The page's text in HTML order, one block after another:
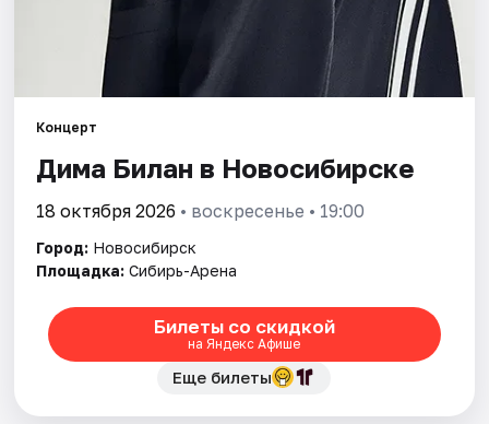
Концерт
Дима Билан в Новосибирске
18 октября 2026 • воскресенье • 19:00
Город: Новосибирск
Площадка: Сибирь-Арена
Билеты со скидкой
на Яндекс Афише
Еще билеты